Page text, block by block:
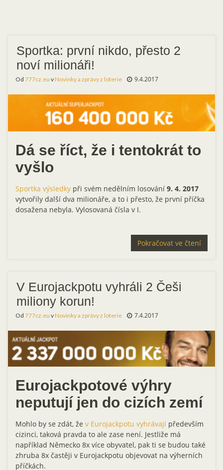
Sportka: první nikdo, přesto 2
noví milionáři!
Od 777cz.eu vNovinky a zprávy z loterie 9.4.2017
Dá se říct, že i tentokrát to
vyšlo
Sportka výsledky při svém nedělním losování 9. 4. 2017
vytvořily další dva milionáře, a to i přesto, že první příčka
dosažena nebyla. Vylosovaná čísla v I.
Pokračovat ve čtení
V Eurojackpotu vyhráli 2 Češi
miliony korun!
Od 777cz.eu vNovinky a zprávy z loterie 7.4.2017
Eurojackpotové výhry
neputují jen do cizích zemí
Mohlo by se zdát, že v Eurojackpotu vyhrávají především
cizinci, taková pravda to ale zase není. Jestliže má
například Německo 8x více obyvatel, pak ti se budou také
zhruba 8x častěji v Eurojackpotu objevovat na výherních
příčkách.